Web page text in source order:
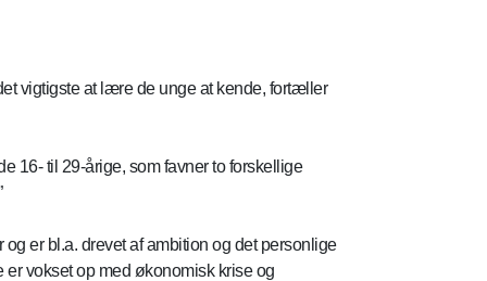
vigtigste at lære de unge at kende, fortæller
16- til 29-årige, som favner to forskellige
er bl.a. drevet af ambition og det personlige
vokset op med økonomisk krise og